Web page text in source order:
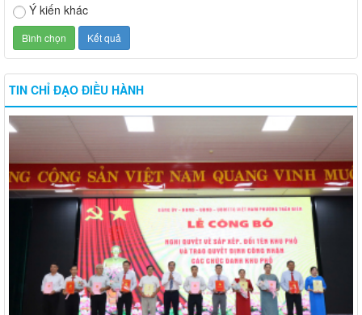
Ý kiến khác
TIN CHỈ ĐẠO ĐIỀU HÀNH